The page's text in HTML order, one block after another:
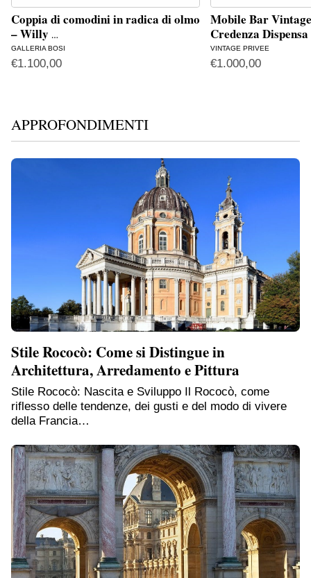
Coppia di comodini in radica di olmo
– Willy …
GALLERIA BOSI
€1.100,00
Mobile Bar
Credenza Dispensa
VINTAGE PRIVEE
€1.000,00
APPROFONDIMENTI
Stile Rococò: Come si Distingue in
Architettura, Arredamento e Pittura
Stile Rococò: Nascita e Sviluppo Il Rococò, come
riflesso delle tendenze, dei gusti e del modo di vivere
della Francia…